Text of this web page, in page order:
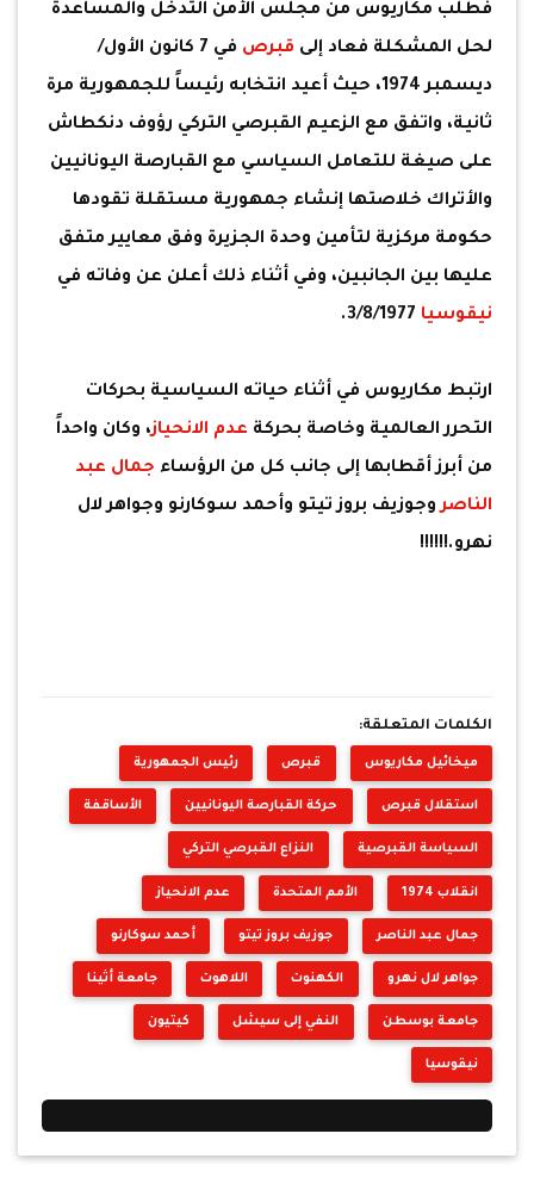
فطلب مكاريوس من مجلس الأمن التدخل والمساعدة
لحل المشكلة فعاد إلى قبرص
في 7 كانون الأول/
ديسمبر 1974، حيث أعيد انتخابه رئيساً للجمهورية مرة
ثانية، واتفق مع الزعيم القبرصي التركي رؤوف دنكطاش
على صيغة للتعامل السياسي مع القبارصة اليونانيين
والأتراك خلاصتها إنشاء جمهورية مستقلة تقودها
حكومة مركزية لتأمين وحدة الجزيرة وفق معايير متفق
عليها بين الجانبين، وفي أثناء ذلك أعلن عن وفاته في
نيقوسيا
ارتبط مكاريوس في أثناء حياته السياسية بحركات
التحرر العالمية وخاصة بحركة عدم الانحياز، وكان واحداً
من أبرز أقطابها إلى جانب كل من الرؤساء جمال عبد
الناصروجوزيف بروز تيتو وأحمد سوكارنو وجواهر لال
نهرو.!!!!!!
الكلمات المتعلقة:
ميخائيل مكاريوس قبرص رئيس الجمهورية
استقلال قبرص حركة القبارصة اليونانيين الأساقفة
السياسة القبرصية النزاع القبرصي التركي
انقلاب 1974 الأمم المتحدة عدم الانحياز
جمال عبد الناصر جوزيف بروز تيتو أحمد سوكارنو
جواهر لال نهرو الكهنوت اللاهوت جامعة أثينا
جامعة بوسطن النفي إلى سيشل كيتيون
نيقوسيا